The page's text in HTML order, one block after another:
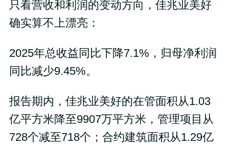
只看营收和利润的变动方向，佳兆业美好
确实算不上漂亮：
2025年总收益同比下降7.1%，归母净利润
同比减少9.45%。
报告期内，佳兆业美好的在管面积从1.03
亿平方米降至9907万平方米，管理项目从
728个减至718个；合约建筑面积从1.29亿